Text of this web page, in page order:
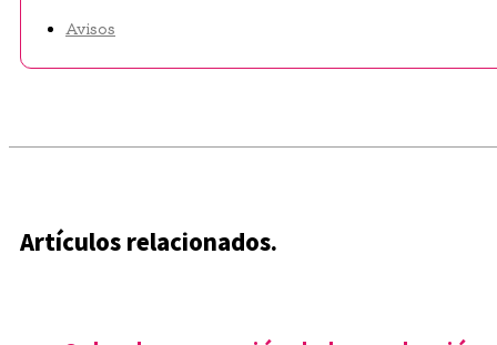
Avisos
Artículos relacionados.